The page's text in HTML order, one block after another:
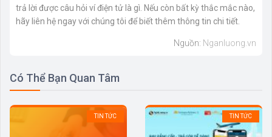
trả lời được câu hỏi ví điện tử là gì. Nếu còn bất kỳ thắc mắc nào,
hãy liên hệ ngay với chúng tôi để biết thêm thông tin chi tiết.
Nguồn: Nganluong.vn
Có Thể Bạn Quan Tâm
TIN TỨC TIN TỨC